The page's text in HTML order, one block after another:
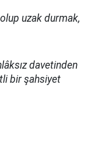
uzak durmak,
davetinden
bir şahsiyet